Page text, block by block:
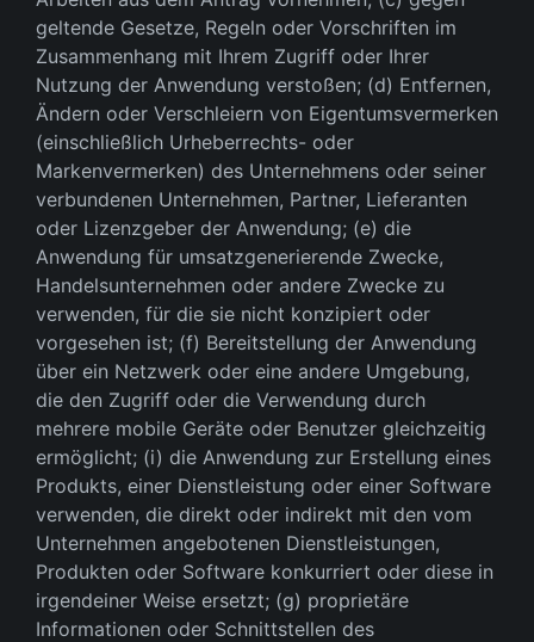
geltende Gesetze, Regeln oder Vorschriften im
Zusammenhang mit Ihrem Zugriff oder Ihrer
Nutzung der Anwendung verstoßen; (d) Entfernen,
Ändern oder Verschleiern von Eigentumsvermerken
(einschließlich Urheberrechts- oder
Markenvermerken) des Unternehmens oder seiner
verbundenen Unternehmen, Partner, Lieferanten
oder Lizenzgeber der Anwendung; (e) die
Anwendung für umsatzgenerierende Zwecke,
Handelsunternehmen oder andere Zwecke zu
verwenden, für die sie nicht konzipiert oder
vorgesehen ist; (f) Bereitstellung der Anwendung
über ein Netzwerk oder eine andere Umgebung,
die den Zugriff oder die Verwendung durch
mehrere mobile Geräte oder Benutzer gleichzeitig
ermöglicht; (i) die Anwendung zur Erstellung eines
Produkts, einer Dienstleistung oder einer Software
verwenden, die direkt oder indirekt mit den vom
Unternehmen angebotenen Dienstleistungen,
Produkten oder Software konkurriert oder diese in
irgendeiner Weise ersetzt; (g) proprietäre
Informationen oder Schnittstellen des